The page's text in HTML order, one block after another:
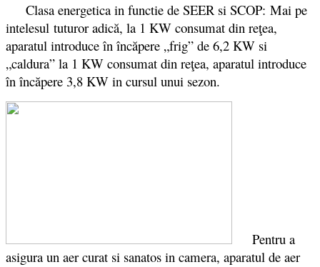
Clasa energetica in functie de SEER si SCOP: Mai pe
intelesul tuturor adică, la 1 KW consumat din reţea,
aparatul introduce în încăpere „frig” de 6,2 KW si
„caldura” la 1 KW consumat din reţea, aparatul introduce
în încăpere 3,8 KW in cursul unui sezon.
Pentru a
asigura un aer curat si sanatos in camera, aparatul de aer